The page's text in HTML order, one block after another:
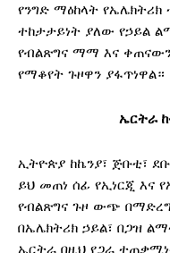
የንግድ ማዕከላት
ተከታታይነት ያለው የኃይል
የብልጽግና ማማ እና
የማቆየት ጉዞዋን ያፋጥነዋል።
ኤርትራ
ኢትዮጵያ ከኬንያ፣ ጅቡቲ፣
ይህ መጠነ ሰፊ የኢነርጂ እና
የብልጽግና ጉዞ ውጭ
በኤሌክትሪክ ኃይል፣ በጋዝ
ኤርትራ በዚህ የጋራ